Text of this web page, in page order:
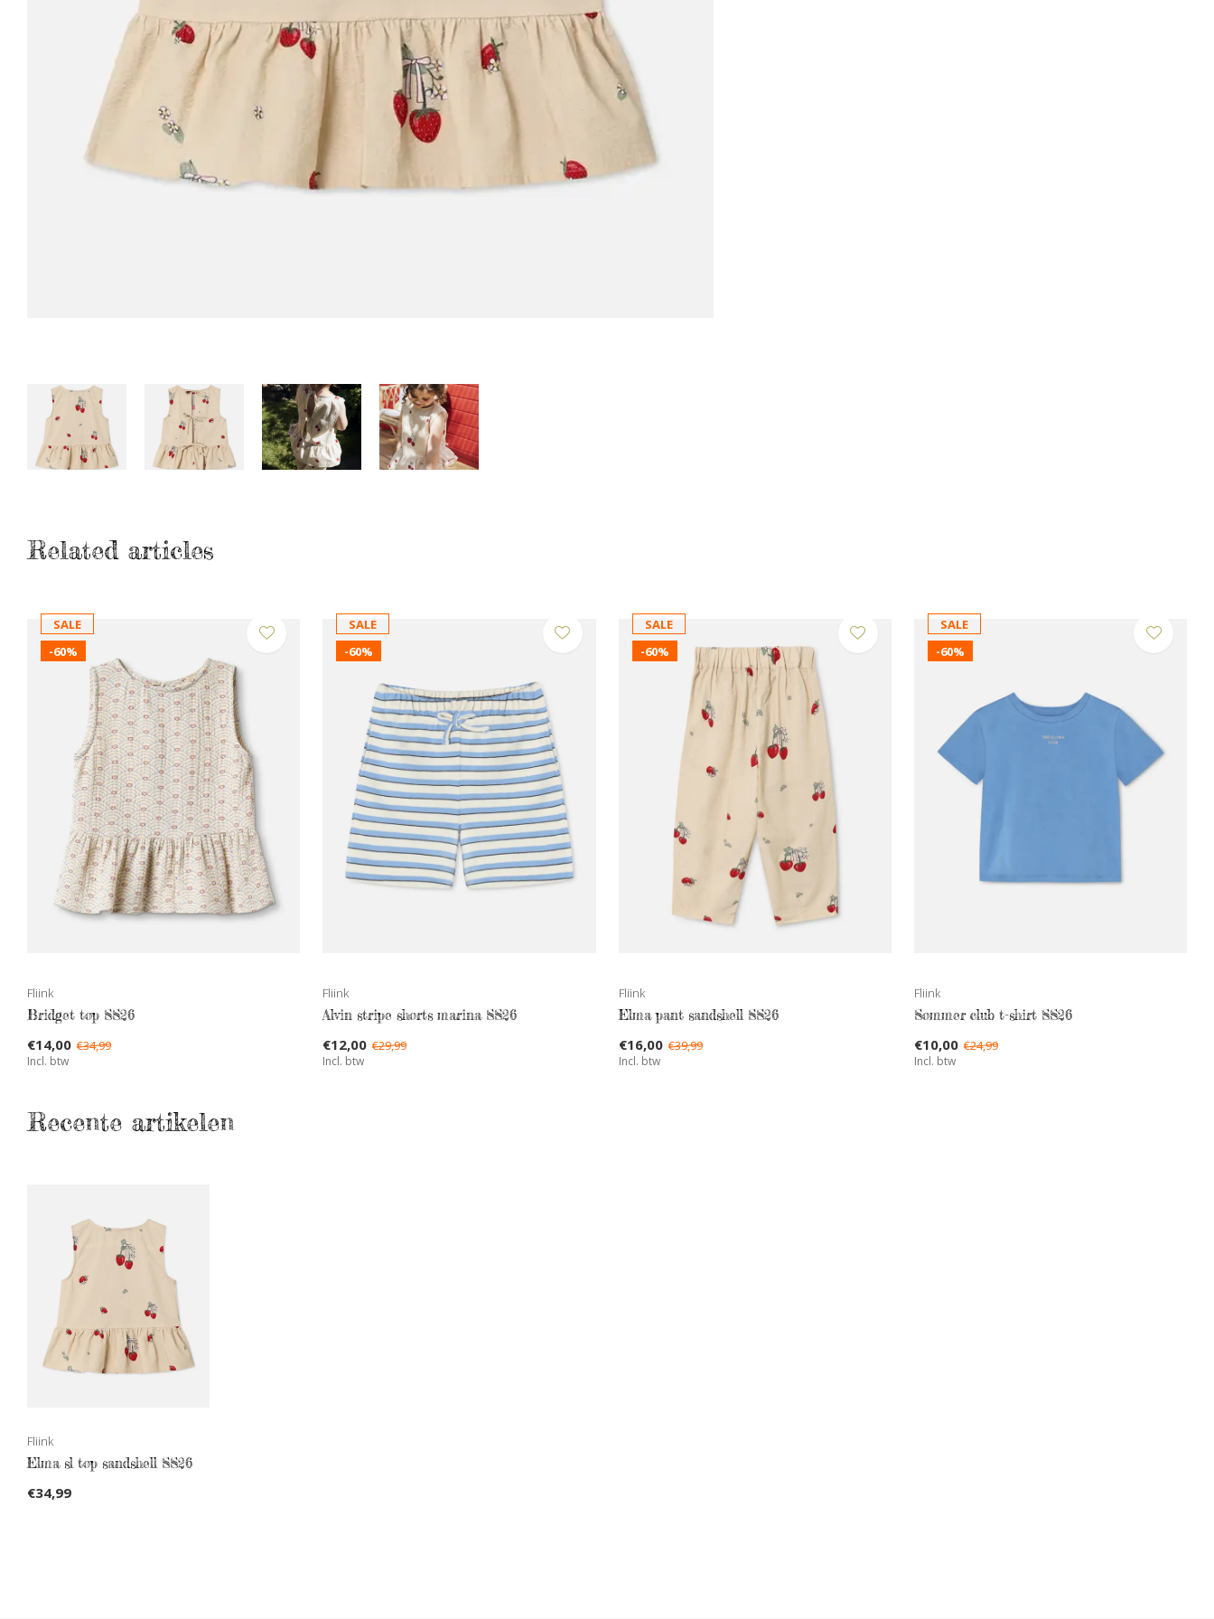
Related articles
SALE
-60%
Fliink
Bridget top SS26
€14,00 €34,99
Incl. btw
SALE
-60%
Fliink
Alvin stripe shorts marina SS26
€12,00 €29,99
Incl. btw
SALE
-60%
Fliink
Elma pant sandshell SS26
€16,00 €39,99
Incl. btw
SALE
-60%
Fliink
Sommer club t-shirt SS26
€10,00 €24,99
Incl. btw
Recente artikelen
Fliink
Elma sl top sandshell SS26
€34,99